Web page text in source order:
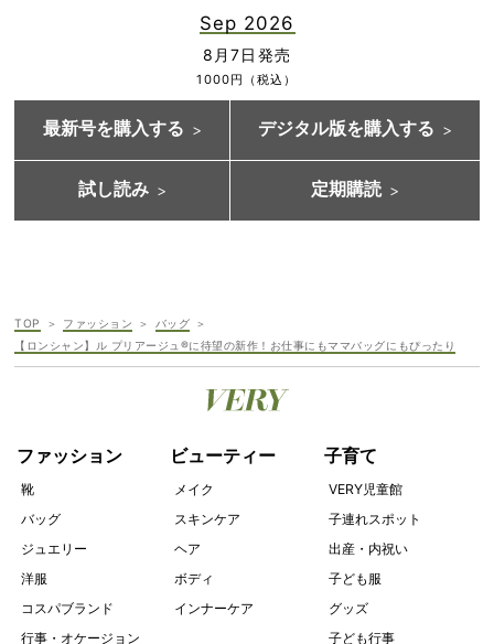
Sep 2026
8月7日発売
1000円（税込）
最新号を購入する デジタル版を購入する
試し読み 定期購読
TOP ファッション
バッグ
【ロンシャン】ル プリアージュ®に待望の新作！お仕事にもママバッグにもぴったり
ファッション
靴
バッグ
ジュエリー
洋服
コスパブランド
行事・オケージョン
ビューティー
メイク
スキンケア
ヘア
ボディ
インナーケア
子育て
VERY児童館
子連れスポット
出産・内祝い
子ども服
グッズ
子ども行事